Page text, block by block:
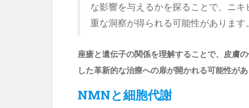
な影響を与えるかを探ることで、ニ
重な洞察が得られる可能性があります。
座瘡と遺伝子の関係を理解することで、皮膚
した革新的な治療への扉が開かれる可能性があ
NMNと細胞代謝